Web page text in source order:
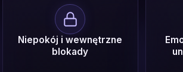
Niepokój i wewnętrzne
blokady